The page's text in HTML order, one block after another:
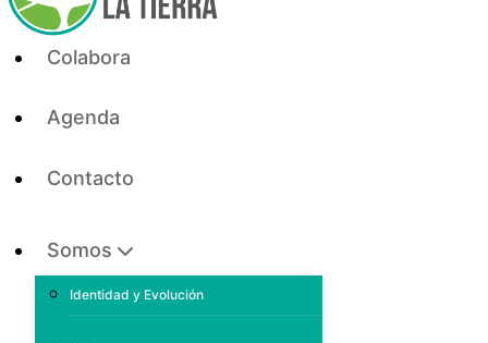
Colabora
Agenda
Contacto
Somos
Identidad y Evolución